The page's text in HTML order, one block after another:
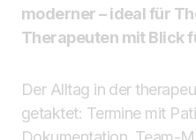
moderner – ideal für
Therapeuten mit Blick
Der Alltag in der
getaktet: Termine mit